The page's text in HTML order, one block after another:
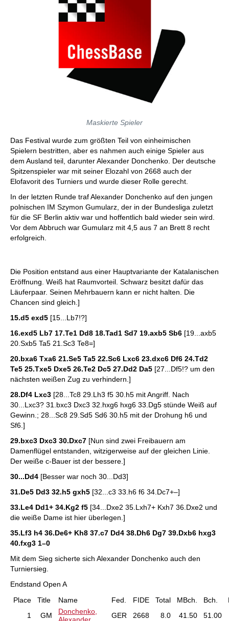
Maskierte Spieler
Das Festival wurde zum größten Teil von einheimischen
Spielern bestritten, aber es nahmen auch einige Spieler aus
dem Ausland teil, darunter Alexander Donchenko. Der deutsche
Spitzenspieler war mit seiner Elozahl von 2668 auch der
Elofavorit des Turniers und wurde dieser Rolle gerecht.
In der letzten Runde traf Alexander Donchenko auf den jungen
polnischen IM Szymon Gumularz, der in der Bundesliga zuletzt
für die SF Berlin aktiv war und hoffentlich bald wieder sein wird.
Vor dem Abbruch war Gumularz mit 4,5 aus 7 an Brett 8 recht
erfolgreich.
Die Position entstand aus einer Hauptvariante der Katalanischen
Eröffnung. Weiß hat Raumvorteil. Schwarz besitzt dafür das
Läuferpaar. Seinen Mehrbauern kann er nicht halten. Die
Chancen sind gleich.]
15.d5 exd5 [15...Lb7!?]
16.exd5 Lb7 17.Te1 Dd8 18.Tad1 Sd7 19.axb5 Sb6 [19...axb5
20.Sxb5 Ta5 21.Sc3 Te8=]
20.bxa6 Txa6 21.Se5 Ta5 22.Sc6 Lxc6 23.dxc6 Df6 24.Td2
Te5 25.Txe5 Dxe5 26.Te2 Dc5 27.Dd2 Da5 [27...Df5!? um den
nächsten weißen Zug zu verhindern.]
28.Df4 Lxc3 [28...Tc8 29.Lh3 f5 30.h5 mit Angriff. Nach
30...Lxc3? 31.bxc3 Dxc3 32.hxg6 hxg6 33.Dg5 stünde Weiß auf
Gewinn.; 28...Sc8 29.Sd5 Sd6 30.h5 mit der Drohung h6 und
Sf6.]
29.bxc3 Dxc3 30.Dxc7 [Nun sind zwei Freibauern am
Damenflügel entstanden, witzigerweise auf der gleichen Linie.
Der weiße c-Bauer ist der bessere.]
30...Dd4 [Besser war noch 30...Dd3]
31.De5 Dd3 32.h5 gxh5 [32...c3 33.h6 f6 34.Dc7+–]
33.Le4 Dd1+ 34.Kg2 f5 [34...Dxe2 35.Lxh7+ Kxh7 36.Dxe2 und
die weiße Dame ist hier überlegen.]
35.Lf3 h4 36.De6+ Kh8 37.c7 Dd4 38.Dh6 Dg7 39.Dxb6 hxg3
40.fxg3 1–0
Mit dem Sieg sicherte sich Alexander Donchenko auch den
Turniersieg.
Endstand Open A
Place
Title Name Fed. FIDE Total MBch. Bch.
1
GM
Donchenko,
GER 2668 8.0 41.50 51.00